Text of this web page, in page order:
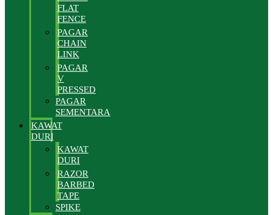
FLAT
FENCE
PAGAR
CHAIN
LINK
PAGAR
V
PRESSED
PAGAR
SEMENTARA
KAWAT
DURI
KAWAT
DURI
RAZOR
BARBED
TAPE
SPIKE